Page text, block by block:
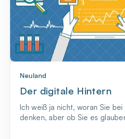
Neuland
Der digitale Hintern
Ich weiß ja nicht, woran Sie
denken, aber ob Sie es